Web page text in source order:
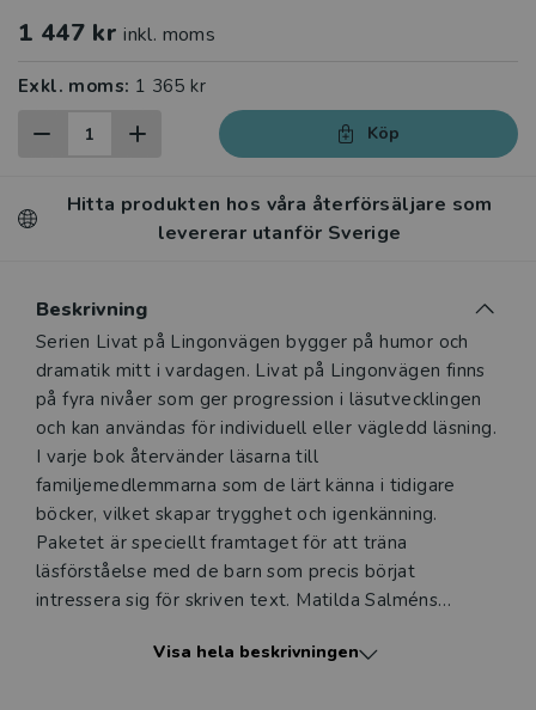
1 447 kr inkl. moms
Exkl. moms: 1 365 kr
Köp
Hitta produkten hos våra återförsäljare som
levererar utanför Sverige
Beskrivning
Beskrivning
Serien Livat på Lingonvägen bygger på humor och
dramatik mitt i vardagen. Livat på Lingonvägen finns
på fyra nivåer som ger progression i läsutvecklingen
och kan användas för individuell eller vägledd läsning.
I varje bok återvänder läsarna till
familjemedlemmarna som de lärt känna i tidigare
böcker, vilket skapar trygghet och igenkänning.
Paketet är speciellt framtaget för att träna
läsförståelse med de barn som precis börjat
intressera sig för skriven text. Matilda Salméns
och tilltalar både barn och vuxna.
Visa hela beskrivningen